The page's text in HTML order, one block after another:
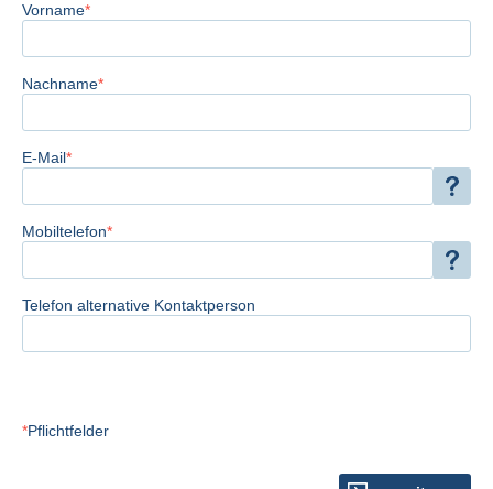
Vorname
Nachname
E-Mail
Mobiltelefon
Telefon alternative Kontaktperson
Pflichtfelder